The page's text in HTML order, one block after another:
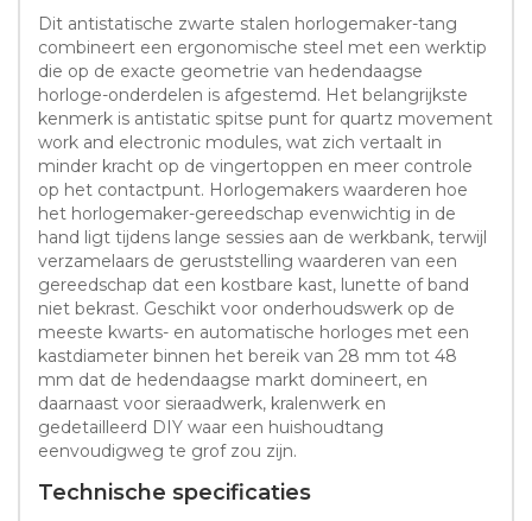
Dit antistatische zwarte stalen horlogemaker-tang
combineert een ergonomische steel met een werktip
die op de exacte geometrie van hedendaagse
horloge-onderdelen is afgestemd. Het belangrijkste
kenmerk is antistatic spitse punt for quartz movement
work and electronic modules, wat zich vertaalt in
minder kracht op de vingertoppen en meer controle
op het contactpunt. Horlogemakers waarderen hoe
het horlogemaker-gereedschap evenwichtig in de
hand ligt tijdens lange sessies aan de werkbank, terwijl
verzamelaars de geruststelling waarderen van een
gereedschap dat een kostbare kast, lunette of band
niet bekrast. Geschikt voor onderhoudswerk op de
meeste kwarts- en automatische horloges met een
kastdiameter binnen het bereik van 28 mm tot 48
mm dat de hedendaagse markt domineert, en
daarnaast voor sieraadwerk, kralenwerk en
gedetailleerd DIY waar een huishoudtang
eenvoudigweg te grof zou zijn.
Technische specificaties